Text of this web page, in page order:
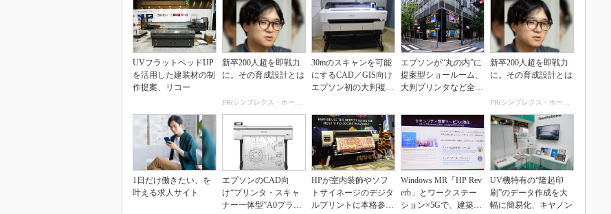
UVフラットベッドIJP
を活用した建装材の制
作提案、リコー
新卒200人超を即戦力
に。その育成設計とは
PR(シンプレクス・ホールディングス)
30mのスキャンを可能
にするCAD／GIS向け
エプソン初の大判複合
エプソンが“丸の内”に
提案型ショールーム、
大判プリンタなど全製
新卒200人超を即戦力
に。その育成設計とは
PR(シンプレクス・ホールディングス)
1日だけ働きたい、を
叶える求人サイト
エプソンのCAD向
け“プリンタ・スキャ
ナー一体型”A0プラス
HPが室内装飾やソフ
トサイネージのデジタ
ルプリントに本格参
Windows MR「HP Rev
erb」とワークステー
ション×5Gで、建築／
UV機特有の“隆起印
刷”のデータ作成を大
幅に簡易化、キヤノン